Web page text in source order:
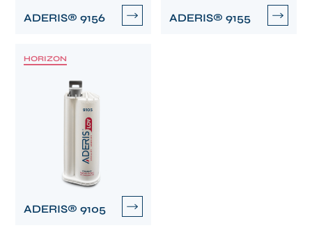
ADERIS® 9156 ADERIS® 9155
HORIZON
ADERIS® 9105